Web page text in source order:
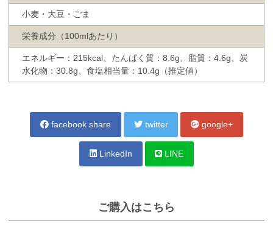
小麦・大豆・ごま
栄養成分（100mlあたり）
エネルギー：215kcal、たんぱく質：8.6g、脂質：4.6g、炭
水化物：30.8g、食塩相当量：10.4g（推定値）
facebook share twitter google+
LinkedIn LINE
ご購入はこちら